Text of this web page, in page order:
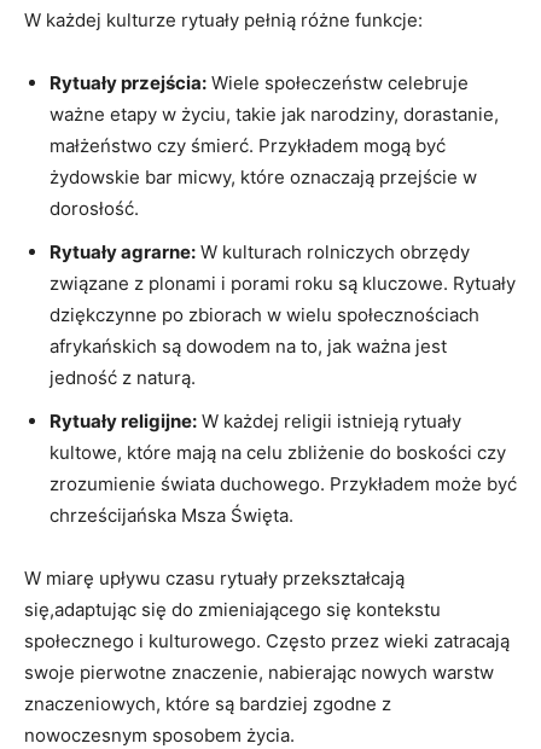
W każdej kulturze rytuały pełnią różne funkcje:
Rytuały przejścia: Wiele społeczeństw celebruje
ważne etapy w życiu, takie jak narodziny, dorastanie,
małżeństwo czy śmierć. Przykładem mogą być
żydowskie bar micwy, które oznaczają przejście w
dorosłość.
Rytuały agrarne: W kulturach rolniczych obrzędy
związane z plonami i porami roku są kluczowe. Rytuały
dziękczynne po zbiorach w wielu społecznościach
afrykańskich są dowodem na to, jak ważna jest
jedność z naturą.
Rytuały religijne: W każdej religii istnieją rytuały
kultowe, które mają na celu zbliżenie do boskości czy
zrozumienie świata duchowego. Przykładem może być
chrześcijańska Msza Święta.
W miarę upływu czasu rytuały przekształcają
się,adaptując się do zmieniającego się kontekstu
społecznego i kulturowego. Często przez wieki zatracają
swoje pierwotne znaczenie, nabierając nowych warstw
znaczeniowych, które są bardziej zgodne z
nowoczesnym sposobem życia.